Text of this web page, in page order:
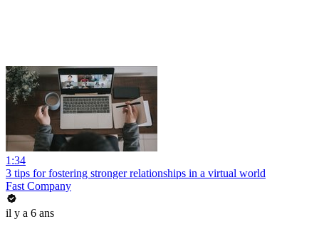
1:34
3 tips for fostering stronger relationships in a virtual world
Fast Company
il y a 6 ans